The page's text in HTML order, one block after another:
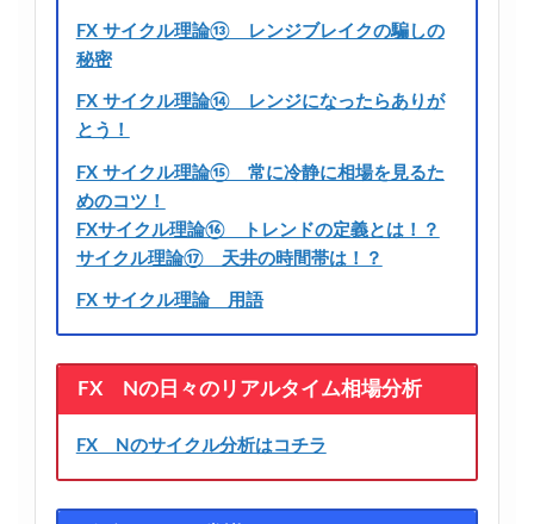
FX サイクル理論⑬ レンジブレイクの騙しの
秘密
FX サイクル理論⑭ レンジになったらありが
とう！
FX サイクル理論⑮ 常に冷静に相場を見るた
めのコツ！
FXサイクル理論⑯ トレンドの定義とは！？
サイクル理論⑰ 天井の時間帯は！？
FX サイクル理論 用語
FX Nの日々のリアルタイム相場分析
FX Nのサイクル分析はコチラ